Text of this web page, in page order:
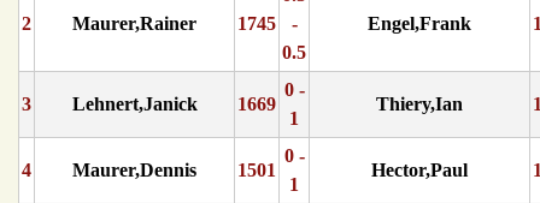
2 Maurer,Rainer 1745
-
0.5
Engel,Frank
3 Lehnert,Janick 1669
0 -
1
Thiery,Ian
4 Maurer,Dennis 1501
0 -
1
Hector,Paul